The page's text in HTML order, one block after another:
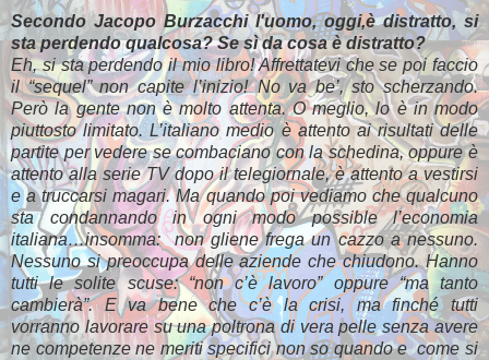
Secondo Jacopo Burzacchi l'uomo, oggi,è distratto, si
sta perdendo qualcosa? Se sì da cosa è distratto?
Eh, si sta perdendo il mio libro! Affrettatevi che se poi faccio
il “sequel” non capite l’inizio! No va be’, sto scherzando.
Però la gente non è molto attenta. O meglio, lo è in modo
piuttosto limitato. L’italiano medio è attento ai risultati delle
partite per vedere se combaciano con la schedina, oppure è
attento alla serie TV dopo il telegiornale, è attento a vestirsi
e a truccarsi magari. Ma quando poi vediamo che qualcuno
sta condannando in ogni modo possible l’economia
italiana…insomma: non gliene frega un cazzo a nessuno.
Nessuno si preoccupa delle aziende che chiudono. Hanno
tutti le solite scuse: “non c’è lavoro” oppure “ma tanto
cambierà”. E va bene che c’è la crisi, ma finché tutti
vorranno lavorare su una poltrona di vera pelle senza avere
ne competenze ne meriti specifici non so quando e come si